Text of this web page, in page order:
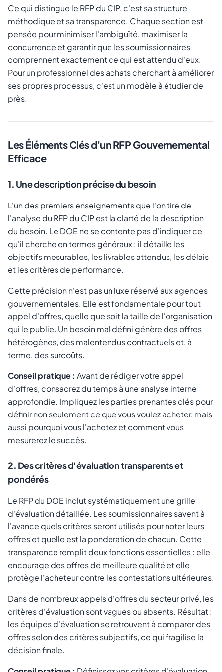
Ce qui distingue le RFP du CIP, c'est sa structure
méthodique et sa transparence. Chaque section est
pensée pour minimiser l'ambiguïté, maximiser la
concurrence et garantir que les soumissionnaires
comprennent exactement ce qui est attendu d'eux.
Pour un professionnel des achats cherchant à améliorer
ses propres processus, c'est un modèle à étudier de
près.
Les Éléments Clés d'un RFP Gouvernemental
Efficace
1. Une description précise du besoin
L'un des premiers enseignements que l'on tire de
l'analyse du RFP du CIP est la clarté de la description
du besoin. Le DOE ne se contente pas d'indiquer ce
qu'il cherche en termes généraux : il détaille les
objectifs mesurables, les livrables attendus, les délais
et les critères de performance.
Cette précision n'est pas un luxe réservé aux agences
gouvernementales. Elle est fondamentale pour tout
appel d'offres, quelle que soit la taille de l'organisation
qui le publie. Un besoin mal défini génère des offres
hétérogènes, des malentendus contractuels et, à
terme, des surcoûts.
Conseil pratique : Avant de rédiger votre appel
d'offres, consacrez du temps à une analyse interne
approfondie. Impliquez les parties prenantes clés pour
définir non seulement ce que vous voulez acheter, mais
aussi pourquoi vous l'achetez et comment vous
mesurerez le succès.
2. Des critères d'évaluation transparents et
pondérés
Le RFP du DOE inclut systématiquement une grille
d'évaluation détaillée. Les soumissionnaires savent à
l'avance quels critères seront utilisés pour noter leurs
offres et quelle est la pondération de chacun. Cette
transparence remplit deux fonctions essentielles : elle
encourage des offres de meilleure qualité et elle
protège l'acheteur contre les contestations ultérieures.
Dans de nombreux appels d'offres du secteur privé, les
critères d'évaluation sont vagues ou absents. Résultat :
les équipes d'évaluation se retrouvent à comparer des
offres selon des critères subjectifs, ce qui fragilise la
décision finale.